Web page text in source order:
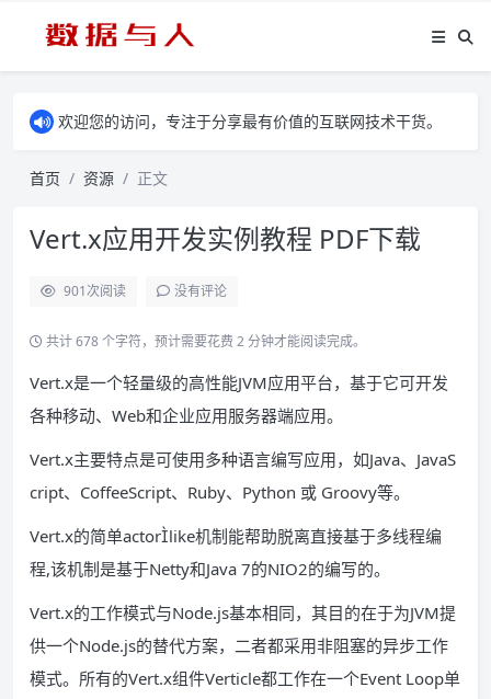
欢迎您的访问，专注于分享最有价值的互联网技术干货。
首页 资源 正文
Vert.x应用开发实例教程 PDF下载
901次阅读 没有评论
共计 678 个字符，预计需要花费 2 分钟才能阅读完成。
Vert.x是一个轻量级的高性能JVM应用平台，基于它可开发
各种移动、Web和企业应用服务器端应用。
Vert.x主要特点是可使用多种语言编写应用，如Java、JavaS
cript、CoffeeScript、Ruby、Python 或 Groovy等。
Vert.x的简单actorlike机制能帮助脱离直接基于多线程编
程,该机制是基于Netty和Java 7的NIO2的编写的。
Vert.x的工作模式与Node.js基本相同，其目的在于为JVM提
供一个Node.js的替代方案，二者都采用非阻塞的异步工作
模式。所有的Vert.x组件Verticle都工作在一个Event Loop单